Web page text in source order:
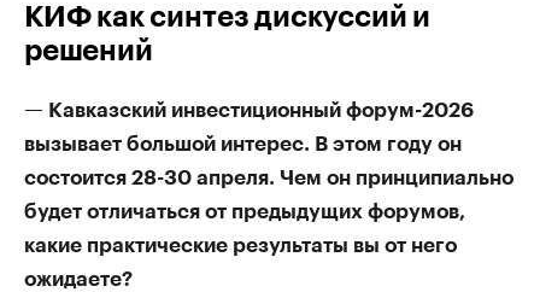
КИФ как синтез дискуссий и
решений
— Кавказский инвестиционный форум-2026
вызывает большой интерес. В этом году он
состоится 28-30 апреля. Чем он принципиально
будет отличаться от предыдущих форумов,
какие практические результаты вы от него
ожидаете?